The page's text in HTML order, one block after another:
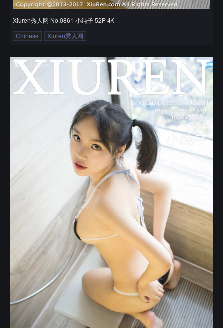
Xiuren秀人网 No.0861 小纯子 52P 4K
Chinese
Xiuren秀人网